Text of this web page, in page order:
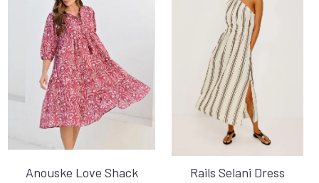
Anouske Love Shack
Rails Selani Dress